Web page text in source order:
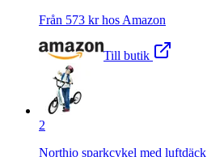
Från 573 kr hos Amazon
Till butik
2
Northio sparkcykel med luftdäck